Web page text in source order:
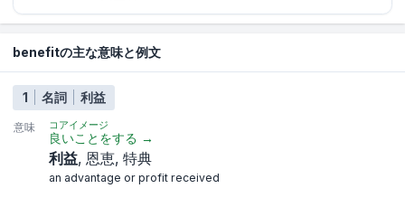
benefitの主な意味と例文
1 名詞 利益
意味 コアイメージ
良いことをする →
利益 恩恵 特典
an advantage or profit received